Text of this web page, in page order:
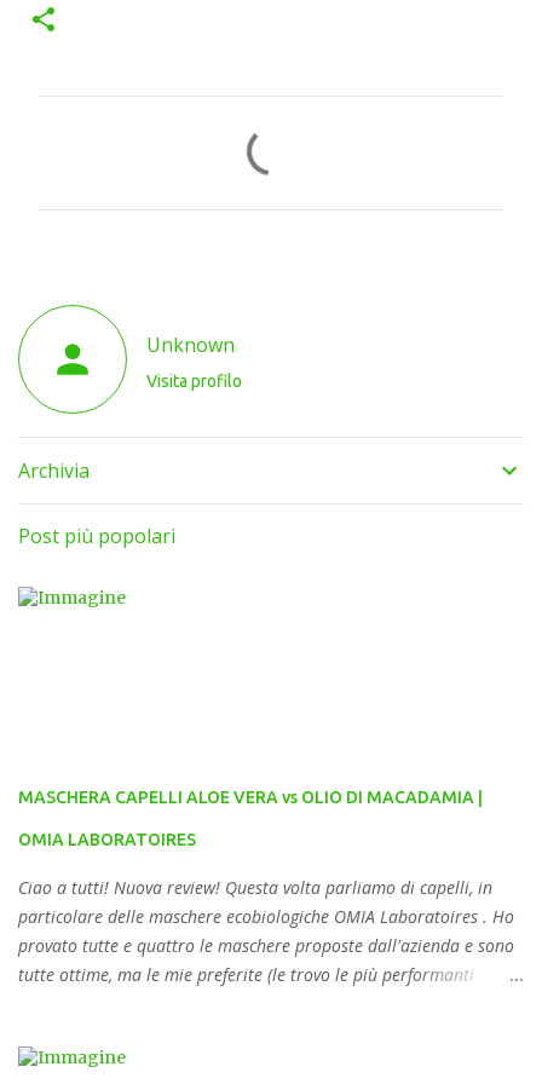
n
Unknown
Visita profilo
Archivia
Post più popolari
MASCHERA CAPELLI ALOE VERA vs OLIO DI MACADAMIA |
OMIA LABORATOIRES
Ciao a tutti! Nuova review! Questa volta parliamo di capelli, in
particolare delle maschere ecobiologiche OMIA Laboratoires . Ho
provato tutte e quattro le maschere proposte dall'azienda e sono
tutte ottime, ma le mie preferite (le trovo le più performanti
all'aloe vera e quella all'olio di macadamia. 🌿 MASCHERA